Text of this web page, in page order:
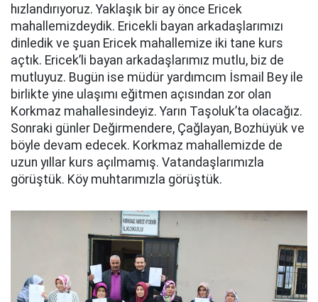
hızlandırıyoruz. Yaklaşık bir ay önce Ericek
mahallemizdeydik. Ericekli bayan arkadaşlarımızı
dinledik ve şuan Ericek mahallemize iki tane kurs
açtık. Ericek’li bayan arkadaşlarımız mutlu, biz de
mutluyuz. Bugün ise müdür yardımcım İsmail Bey ile
birlikte yine ulaşımı eğitmen açısından zor olan
Korkmaz mahallesindeyiz. Yarın Taşoluk’ta olacağız.
Sonraki günler Değirmendere, Çağlayan, Bozhüyük ve
böyle devam edecek. Korkmaz mahallemizde de
uzun yıllar kurs açılmamış. Vatandaşlarımızla
görüştük. Köy muhtarımızla görüştük.